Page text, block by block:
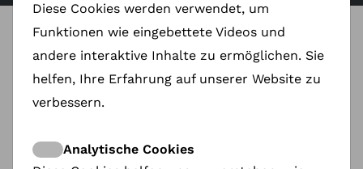
My name is Happy broadcasted on VRT
Canvas
16.07.2025
The film tracks her remarkable journey to
rights…. a survivor’s story.
‘Mutlu’ means happy in Turkish.
Find call for
Diese Cookies werden verwendet, um
Funktionen wie eingebettete Videos und
andere interaktive Inhalte zu ermöglichen. Sie
helfen, Ihre Erfahrung auf unserer Website zu
verbessern.
Analytische Cookies